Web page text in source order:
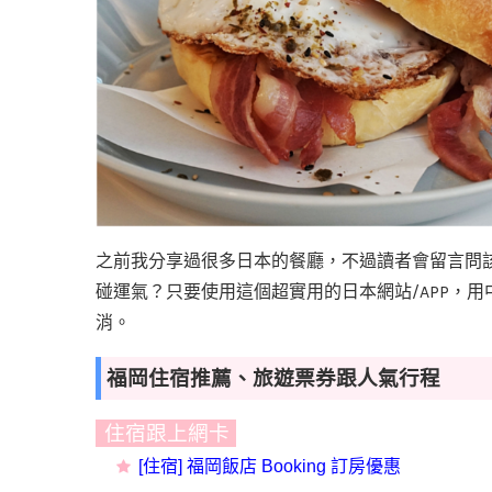
之前我分享過很多日本的餐廳，不過讀者會留言
碰運氣？只要使用這個超實用的日本網站/APP ，
消。
福岡住宿推薦、旅遊票券跟人氣行程
住宿跟上網卡
[住宿] 福岡飯店 Booking 訂房優惠